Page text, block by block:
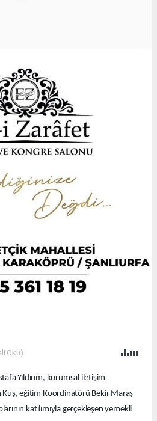
Oku)
Yıldırım, kurumsal iletişim
eğitim Koordinatörü Bekir Maraş
katılımıyla gerçekleşen yemekli